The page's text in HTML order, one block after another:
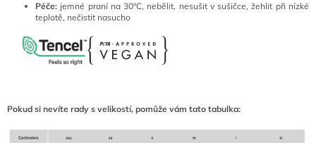
Péče: jemné praní na 30°C, nebělit, nesušit v sušičce, žehlit při nízké
teplotě, nečistit nasucho
Pokud si nevíte rady s velikostí, pomůže vám tato tabulka: